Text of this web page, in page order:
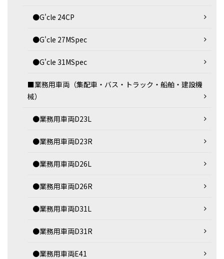
●G'cle 24CP
●G'cle 27MSpec
●G'cle 31MSpec
■業務用車両（集配車・バス・トラック・船舶・建設機
械）
●業務用車両D23L
●業務用車両D23R
●業務用車両D26L
●業務用車両D26R
●業務用車両D31L
●業務用車両D31R
●業務用車両E41